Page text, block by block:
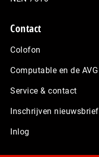
Contact
Colofon
Computable en de AVG
Service & contact
Inschrijven nieuwsbrief
Inlog